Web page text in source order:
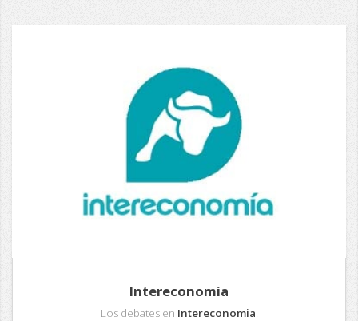
Intereconomia
Los debates en Intereconomia